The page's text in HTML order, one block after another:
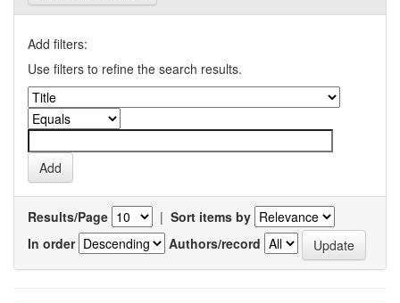
Add filters:
Use filters to refine the search results.
Results/Page | Sort items by
In order
Authors/record